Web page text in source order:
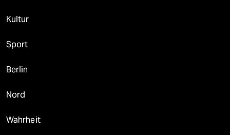
Kultur
Sport
Berlin
Nord
Wahrheit